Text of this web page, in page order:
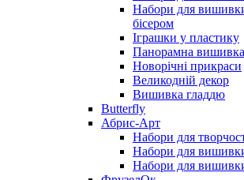
Набори для
бісером
Іграшки у пластику
Панорамна вишивка
Новорічні прикраси
Великодній декор
Вишивка гладдю
Butterfly
Абрис-Арт
Набори для
Набори для
Набори для